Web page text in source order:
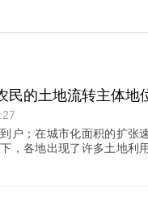
民的土地流转主体地
户；在城市化面积的扩张
，各地出现了许多土地利